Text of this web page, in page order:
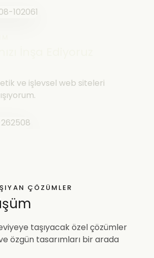
ve işlevsel web siteleri
ÇÖZÜMLER
taşıyacak özel çözümler
özgün tasarımları bir arada